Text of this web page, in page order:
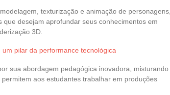
texturização e animação de personagens,
desejam aprofundar seus conhecimentos em
3D.
pilar da performance tecnológica
sua abordagem pedagógica inovadora, misturando
aos estudantes trabalhar em produções